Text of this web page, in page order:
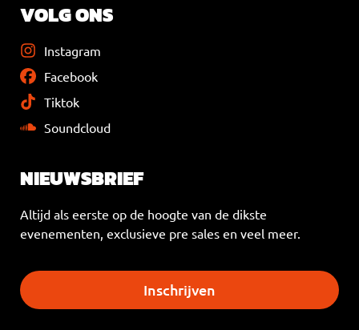
VOLG ONS
Instagram
Facebook
Tiktok
Soundcloud
NIEUWSBRIEF
Altijd als eerste op de hoogte van de dikste
evenementen, exclusieve pre sales en veel meer.
Inschrijven